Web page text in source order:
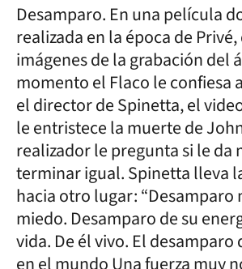
Desamparo. En una película
realizada en la época de
imágenes de la grabación del
momento el Flaco le confiesa
el director de Spinetta, el
le entristece la muerte de
realizador le pregunta si le da
terminar igual. Spinetta lleva
hacia otro lugar: “Desamparo
miedo. Desamparo de su
vida. De él vivo. El desamparo